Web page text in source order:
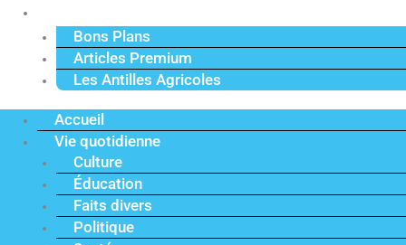
Bons Plans
Articles Premium
Les Antilles Agricoles
Accueil
Vie quotidienne
Culture
Éducation
Faits divers
Politique